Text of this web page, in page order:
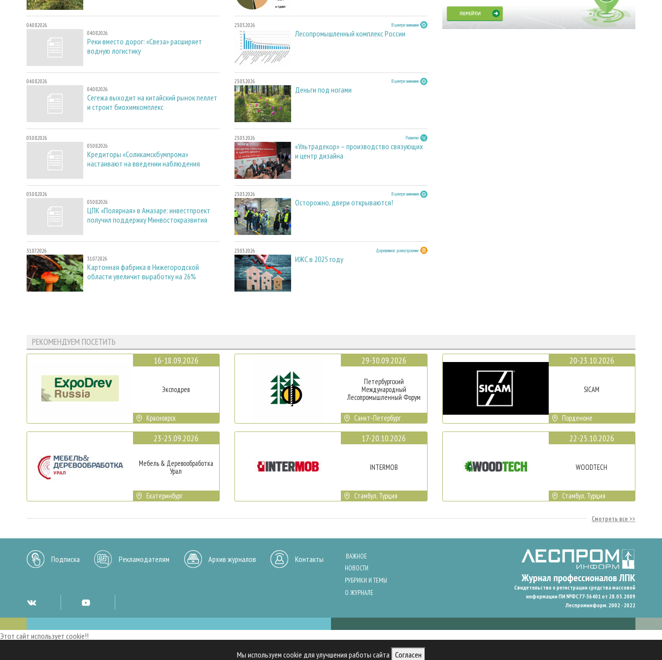
Мы используем cookie для улучшения работы сайта Согласен
04.08.2026
04.08.2026
Реки вместо дорог: «Свеза» расширяет
водную логистику
04.08.2026
04.08.2026
Сегежа выходит на китайский рынок пеллет
и строит биохимкомплекс
03.08.2026
03.08.2026
Кредиторы «Соликамскбумпрома»
настаивают на введении наблюдения
03.08.2026
03.08.2026
ЦПК «Полярная» в Амазаре: инвестпроект
получил поддержку Минвостокразвития
31.07.2026
31.07.2026
Картонная фабрика в Нижегородской
области увеличит выработку на 26%
23.03.2026 В центре внимания
Лесопромышленный комплекс России
23.03.2026 В центре внимания
Деньги под ногами
23.03.2026 Развитие
«Ультрадекор» – производство связующих
и центр дизайна
23.03.2026 В центре внимания
Осторожно, двери открываются!
23.03.2026 Деревянное домостроение
ИЖС в 2025 году
РЕКОМЕНДУЕМ ПОСЕТИТЬ
16-18.09.2026
Эксподрев
Красноярск
23-25.09.2026
Мебель & Деревообработка
Урал
Екатеринбург
29-30.09.2026
Петербургский
Международный
Лесопромышленный Форум
Санкт-Петербург
17-20.10.2026
INTERMOB
Стамбул, Турция
20-23.10.2026
SICAM
Порденоне
22-25.10.2026
WOODTECH
Стамбул, Турция
Смотреть все
Подписка Рекламодателям Архив журналов Контакты
ВАЖНОЕ
НОВОСТИ
РУБРИКИ И ТЕМЫ
О ЖУРНАЛЕ
Свидетельство о регистрации средства массовой
информации ПИ №ФС77-36401 от 28.05.2009
Леспроминформ. 2002 - 2022
Этот сайт использует cookie!!
Мы используем cookies и аналогичные технологии для улучшения работы нашего сайта, анализа трафика и персонализации контента. Cookies помогают нам запомнить ваши предпочтения и улучшить пользовательский